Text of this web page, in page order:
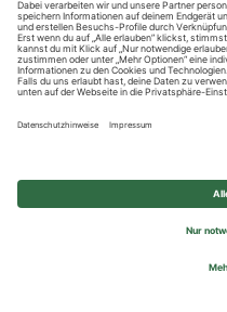
© 2026 REWE